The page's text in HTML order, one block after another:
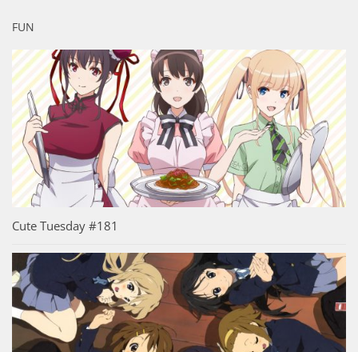
FUN
Cute Tuesday #181